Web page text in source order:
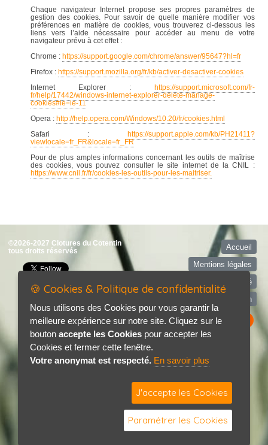
Chaque navigateur Internet propose ses propres paramètres de
gestion des cookies. Pour savoir de quelle manière modifier vos
préférences en matière de cookies, vous trouverez ci-dessous les
liens vers l’aide nécessaire pour accéder au menu de votre
navigateur prévu à cet effet :
Chrome : https://support.google.com/chrome/answer/95647?hl=fr
Firefox : https://support.mozilla.org/fr/kb/activer-desactiver-cookies
Internet Explorer :
https://support.microsoft.com/fr-
fr/help/17442/windows-internet-explorer-delete-manage-
cookies#ie=ie-11
Opera : http://help.opera.com/Windows/10.20/fr/cookies.html
Safari :
https://support.apple.com/kb/PH21411?
viewlocale=fr_FR&locale=fr_FR
Pour de plus amples informations concernant les outils de maîtrise
des cookies, vous pouvez consulter le site internet de la CNIL :
https://www.cnil.fr/fr/cookies-les-outils-pour-les-maitriser.
©2026-2027 Clotures du Cotentin
tous droits réservés
Accueil
Mentions légales
Politique de confidentialité
Contact / Plan
🍪 Cookies & Politique de confidentialité
Nous utilisons des Cookies pour vous garantir la
meilleure expérience sur notre site. Cliquez sur le
bouton accepte les Cookies pour accepter les
Cookies et fermer cette fenêtre.
Votre anonymat est respecté. En savoir plus
J'accepte les Cookies
Paramétrer les Cookies